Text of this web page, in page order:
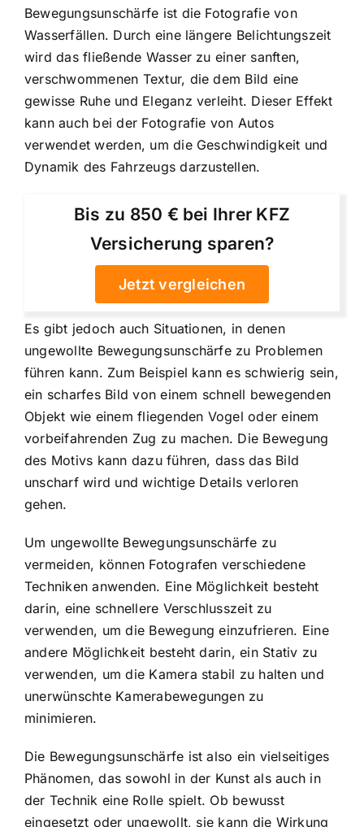
Bewegungsunschärfe ist die Fotografie von
Wasserfällen. Durch eine längere Belichtungszeit
wird das fließende Wasser zu einer sanften,
verschwommenen Textur, die dem Bild eine
gewisse Ruhe und Eleganz verleiht. Dieser Effekt
kann auch bei der Fotografie von Autos
verwendet werden, um die Geschwindigkeit und
Dynamik des Fahrzeugs darzustellen.
Bis zu 850 € bei Ihrer KFZ
Versicherung sparen?
Jetzt vergleichen
Es gibt jedoch auch Situationen, in denen
ungewollte Bewegungsunschärfe zu Problemen
führen kann. Zum Beispiel kann es schwierig sein,
ein scharfes Bild von einem schnell bewegenden
Objekt wie einem fliegenden Vogel oder einem
vorbeifahrenden Zug zu machen. Die Bewegung
des Motivs kann dazu führen, dass das Bild
unscharf wird und wichtige Details verloren
gehen.
Um ungewollte Bewegungsunschärfe zu
vermeiden, können Fotografen verschiedene
Techniken anwenden. Eine Möglichkeit besteht
darin, eine schnellere Verschlusszeit zu
verwenden, um die Bewegung einzufrieren. Eine
andere Möglichkeit besteht darin, ein Stativ zu
verwenden, um die Kamera stabil zu halten und
unerwünschte Kamerabewegungen zu
minimieren.
Die Bewegungsunschärfe ist also ein vielseitiges
Phänomen, das sowohl in der Kunst als auch in
der Technik eine Rolle spielt. Ob bewusst
eingesetzt oder ungewollt, sie kann die Wirkung